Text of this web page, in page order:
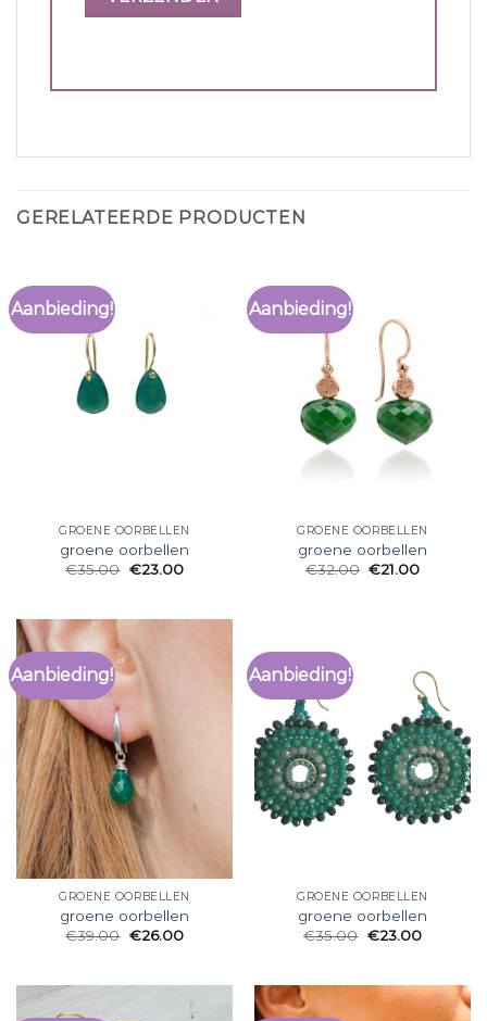
GERELATEERDE PRODUCTEN
Aanbieding!
GROENE OORBELLEN
groene oorbellen
€35.00 €23.00
Aanbieding!
GROENE OORBELLEN
groene oorbellen
€32.00 €21.00
Aanbieding!
GROENE OORBELLEN
groene oorbellen
€39.00 €26.00
Aanbieding!
GROENE OORBELLEN
groene oorbellen
€35.00 €23.00